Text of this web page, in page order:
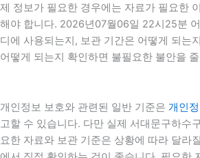
제 정보가 필요한 경우에는 자료가 필요한
해야 합니다. 2026년07월06일 22시25분
디에 사용되는지, 보관 기간은 어떻게 되는
어떻게 되는지 확인하면 불필요한 불안을
개인정보 보호와 관련된 일반 기준은 개인
고할 수 있습니다. 다만 실제 서대문구하수
요한 자료와 보관 기준은 상황에 따라 달라